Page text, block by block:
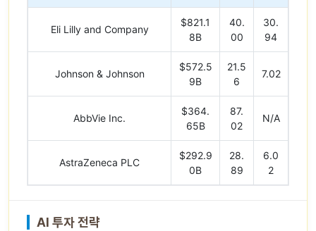
Eli Lilly and Company
$821.1
8B
40.
00
30.
94
Johnson & Johnson
$572.5
9B
21.5
6
7.02
AbbVie Inc.
$364.
65B
87.
02
N/A
AstraZeneca PLC
$292.9
0B
28.
89
6.0
2
AI 투자 전략